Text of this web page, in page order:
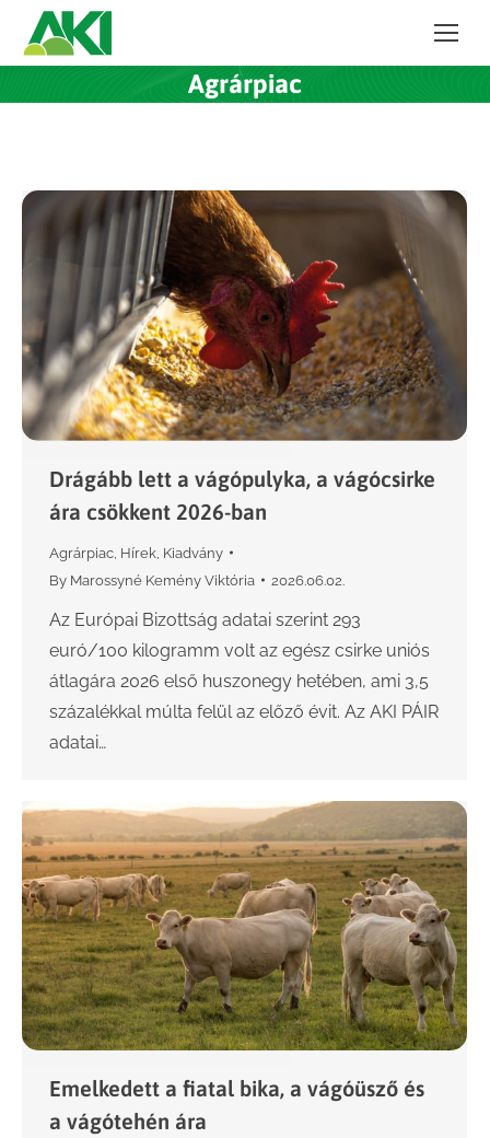
Agrárpiac
Drágább lett a vágópulyka, a vágócsirke
ára csökkent 2026-ban
Agrárpiac Hírek Kiadvány
By Marossyné Kemény Viktória 2026.06.02.
Az Európai Bizottság adatai szerint 293
euró/100 kilogramm volt az egész csirke uniós
átlagára 2026 első huszonegy hetében, ami 3,5
százalékkal múlta felül az előző évit. Az AKI PÁIR
adatai…
Emelkedett a fiatal bika, a vágóüsző és
a vágótehén ára